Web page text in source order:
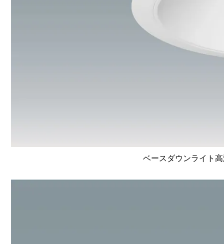
ベースダウンライト